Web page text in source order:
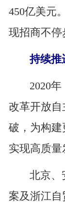
450亿美元
现招商不停
持续推
2020
改革开放
破，为构建
实现高质量
北京、
案及浙江自